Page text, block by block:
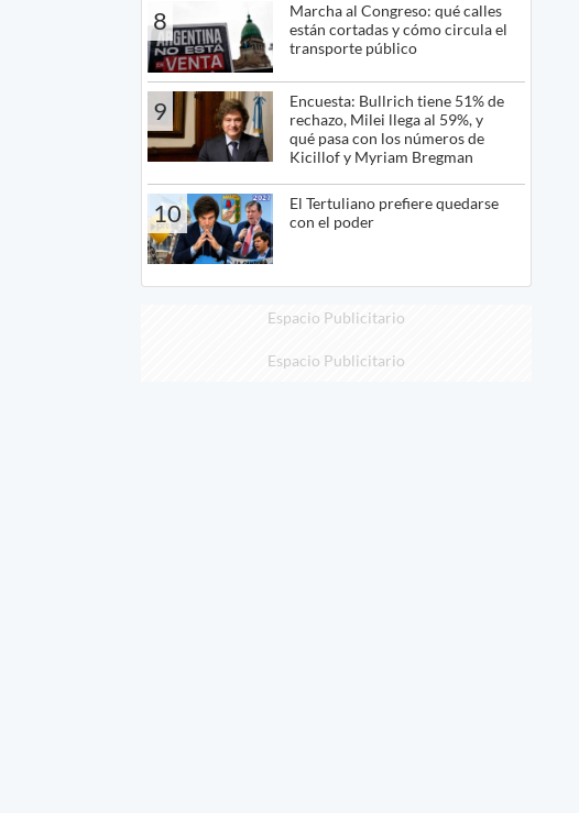
8
Marcha al Congreso: qué calles
están cortadas y cómo circula el
transporte público
9
Encuesta: Bullrich tiene 51% de
rechazo, Milei llega al 59%, y
qué pasa con los números de
Kicillof y Myriam Bregman
10
El Tertuliano prefiere quedarse
con el poder
Espacio Publicitario
Espacio Publicitario